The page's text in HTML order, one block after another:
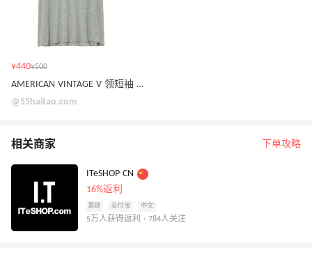
¥440¥500
AMERICAN VINTAGE V 领短袖 T 恤
@55haitao.com
相关商家 下单攻略
ITeSHOP CN
16%返利
直邮 支付宝 中文
5万人获得返利 · 784人关注